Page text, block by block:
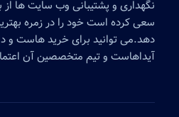
نگهداری و پشتیبانی وب سایت ها از
سعی کرده است خود را در زمره
دهد.می توانید برای خرید هاست و
آیداهاست و تیم متخصصین آن